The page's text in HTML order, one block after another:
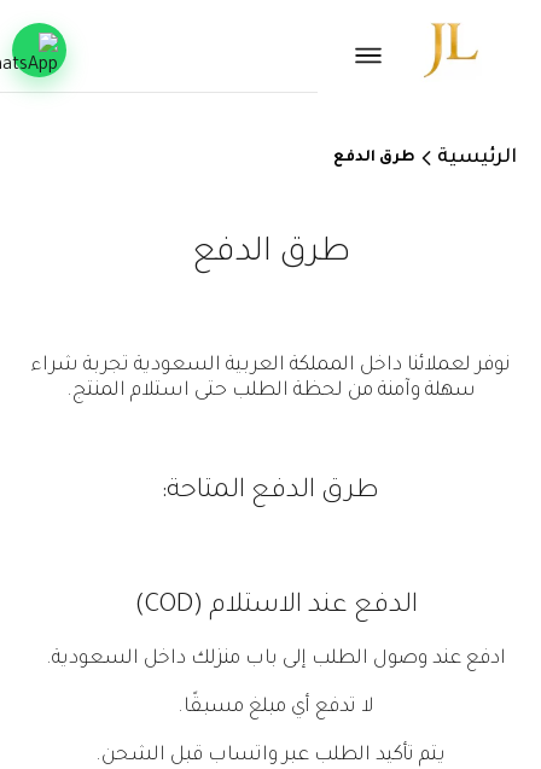
الرئيسية طرق الدفع
طرق الدفع
نوفر لعملائنا داخل المملكة العربية السعودية تجربة شراء
سهلة وآمنة من لحظة الطلب حتى استلام المنتج.
طرق الدفع المتاحة:
الدفع عند الاستلام (COD)
ادفع عند وصول الطلب إلى باب منزلك داخل السعودية.
لا تدفع أي مبلغ مسبقًا.
يتم تأكيد الطلب عبر واتساب قبل الشحن.